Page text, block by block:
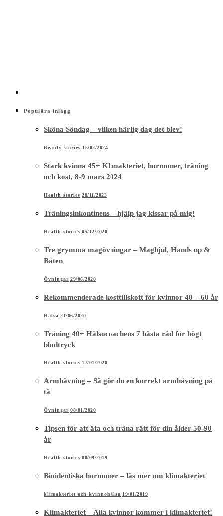
Populära inlägg
Sköna Söndag – vilken härlig dag det blev!
Beauty stories 15/02/2024
Stark kvinna 45+ Klimakteriet, hormoner, träning
och kost, 8-9 mars 2024
Health stories 28/11/2023
Träningsinkontinens – hjälp jag kissar på mig!
Health stories 05/12/2020
Tre grymma magövningar – Maghjul, Hands up &
Båten
Övningar 29/06/2020
Rekommenderade kosttillskott för kvinnor 40 – 60 år
Hälsa 21/06/2020
Träning 40+ Hälsocoachens 7 bästa råd för högt
blodtryck
Health stories 17/01/2020
Armhävning – Så gör du en korrekt armhävning på
tå
Övningar 08/01/2020
Tipsen för att äta och träna rätt för din ålder 50-90
år
Health stories 08/09/2019
Bioidentiska hormoner – läs mer om klimakteriet
klimakteriet och kvinnohälsa 19/01/2019
Klimakteriet – Alla kvinnor kommer i klimakteriet!